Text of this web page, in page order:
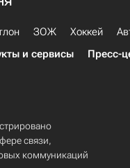
ЗОЖ Хоккей
и сервисы Пресс-
связи,
коммуникаций